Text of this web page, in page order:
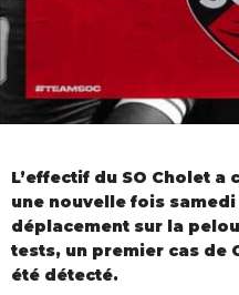
L’effectif du SO Cholet a
une nouvelle fois
déplacement sur la
tests, un premier cas de
été détecté.